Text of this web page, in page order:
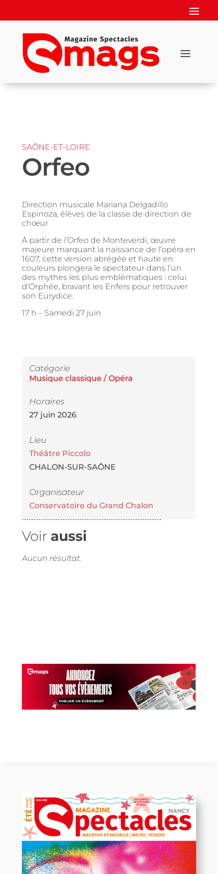
SAÔNE-ET-LOIRE
Orfeo
Direction musicale Mariana Delgadillo
Espinoza, élèves de la classe de direction de
chœur
À partir de l’Orfeode Monteverdi, œuvre
majeure marquant la naissance de l’opéra en
1607, cette version abrégée et haute en
couleurs plongera le spectateur dans l’un
des mythes les plus emblématiques : celui
d’Orphée, bravant les Enfers pour retrouver
son Eurydice.
17 h – Samedi 27 juin
Catégorie
Musique classique / Opéra
Horaires
27 juin 2026
Lieu
Théâtre Piccolo
CHALON-SUR-SAÔNE
Organisateur
Conservatoire du Grand Chalon
Voir aussi
Aucun résultat.